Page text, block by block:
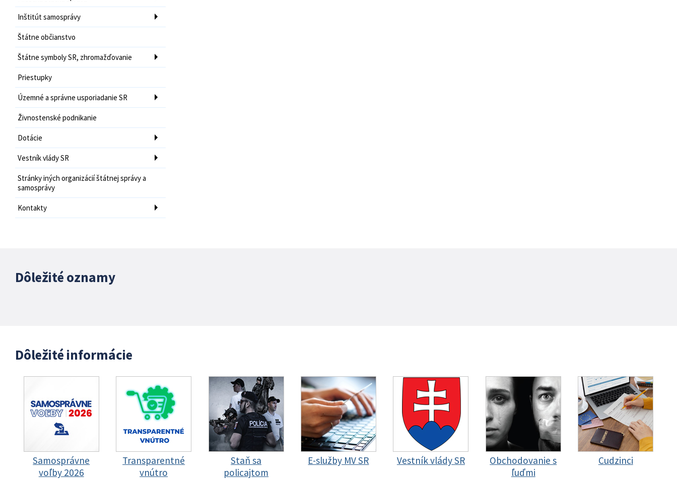
Inštitút samosprávy
Štátne občianstvo
Štátne symboly SR, zhromažďovanie
Priestupky
Územné a správne usporiadanie SR
Živnostenské podnikanie
Dotácie
Vestník vlády SR
Stránky iných organizácií štátnej správy a
samosprávy
Kontakty
Dôležité oznamy
Dôležité informácie
Samosprávne
voľby 2026
Transparentné
vnútro
Staň sa
policajtom
E-služby MV SR Vestník vlády SR
Obchodovanie s
ľuďmi
Cudzinci